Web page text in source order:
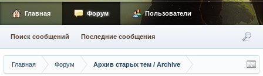
Главная Форум Архив старых тем / Archive
Главная Форум
Поиск сообщений Последние сообщения
Пользователи